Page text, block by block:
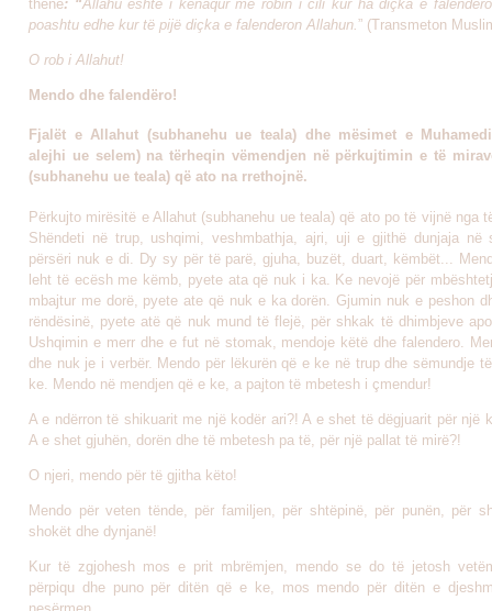
thënë: “Allahu është i kënaqur me robin i cili kur ha diçka e
poashtu edhe kur të pijë diçka e falenderon Allahun.” (Transmeton
O rob i Allahut!
Mendo dhe falendëro!
Fjalët e Allahut (subhanehu ue teala) dhe mësimet e
alejhi ue selem) na tërheqin vëmendjen në përkujtimin e të
(subhanehu ue teala) që ato na rrethojnë.
Përkujto mirësitë e Allahut (subhanehu ue teala) që ato po të vijnë nga
Shëndeti në trup, ushqimi, veshmbathja, ajri, uji e gjithë dunjaja në
përsëri nuk e di. Dy sy për të parë, gjuha, buzët, duart, këmbët...
leht të ecësh me këmb, pyete ata që nuk i ka. Ke nevojë për
mbajtur me dorë, pyete ate që nuk e ka dorën. Gjumin nuk e peshon
rëndësinë, pyete atë që nuk mund të flejë, për shkak të dhimbjeve
Ushqimin e merr dhe e fut në stomak, mendoje këtë dhe falendero.
dhe nuk je i verbër. Mendo për lëkurën që e ke në trup dhe sëmundje
ke. Mendo në mendjen që e ke, a pajton të mbetesh i çmendur!
A e ndërron të shikuarit me një kodër ari?! A e shet të dëgjuarit për një
A e shet gjuhën, dorën dhe të mbetesh pa të, për një pallat të mirë?!
O njeri, mendo për të gjitha këto!
Mendo për veten tënde, për familjen, për shtëpinë, për punën, për
shokët dhe dynjanë!
Kur të zgjohesh mos e prit mbrëmjen, mendo se do të jetosh
përpiqu dhe puno për ditën që e ke, mos mendo për ditën e